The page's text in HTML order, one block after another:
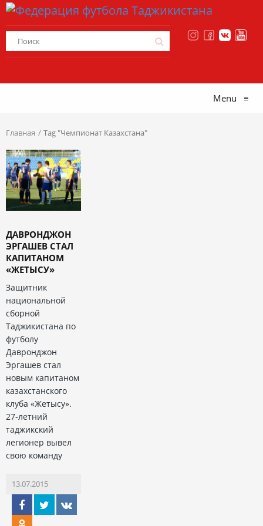
Menu ≡
Главная Tag "Чемпионат Казахстана"
ДАВРОНДЖОН
ЭРГАШЕВ СТАЛ
КАПИТАНОМ
«ЖЕТЫСУ»
Защитник
национальной
сборной
Таджикистана по
футболу
Давронджон
Эргашев стал
новым капитаном
казахстанского
клуба «Жетысу».
27-летний
таджикский
легионер вывел
свою команду
13.07.2015